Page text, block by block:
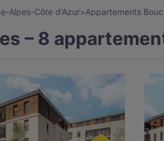
Alpes-Côte d'Azur>Appartements
– 8